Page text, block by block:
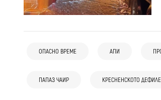
ОПАСНО ВРЕМЕ АПИ
ПАПАЗ ЧАИР КРЕСНЕНСКОТО ДЕФИЛЕ.